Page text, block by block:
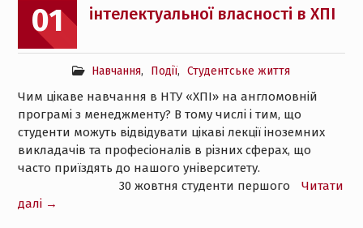
01
інтелектуальної власності в ХПІ
Навчання, Події, Студентське життя
Чим цікаве навчання в НТУ «ХПІ» на англомовній
програмі з менеджменту? В тому числі і тим, що
студенти можуть відвідувати цікаві лекції іноземних
викладачів та професіоналів в різних сферах, що
часто приїздять до нашого університету.
⠀⠀⠀⠀⠀⠀⠀⠀⠀⠀⠀ 30 жовтня студенти першого
Читати
далі →